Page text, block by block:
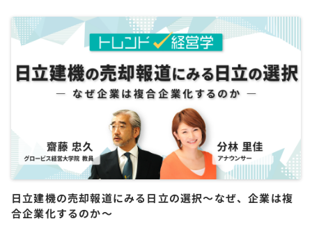
日立建機の売却報道にみる日立の選択〜なぜ、企業は複
合企業化するのか〜